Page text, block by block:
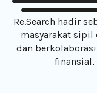
Re.Search hadir
masyarakat sipil
dan
finansial,